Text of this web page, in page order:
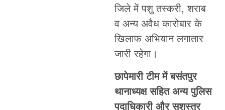
जिले में पशु तस्करी, शराब
व अन्य अवैध कारोबार के
खिलाफ अभियान लगातार
जारी रहेगा।
छापेमारी टीम में बसंतपुर
थानाध्यक्ष सहित अन्य पुलिस
पदाधिकारी और सशस्त्र